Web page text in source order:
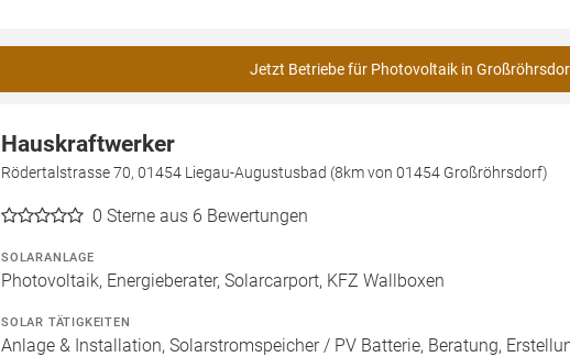
Jetzt Betriebe für Photovoltaik in
Hauskraftwerker
Rödertalstrasse 70, 01454 Liegau-Augustusbad (8km von 01454 Großröhrsdorf)
0 Sterne aus 6 Bewertungen
SOLARANLAGE
Photovoltaik, Energieberater, Solarcarport, KFZ Wallboxen
SOLAR TÄTIGKEITEN
Anlage & Installation, Solarstromspeicher / PV Batterie, Beratung,